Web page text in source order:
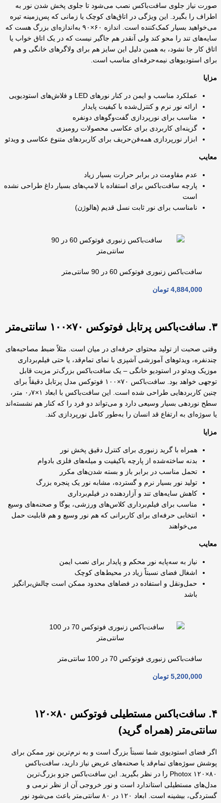
صورت نیاز جلوی سافت‌باکس نصب می‌شود تا جلوی پخش شدن نور به
اطراف را بگیرد. این ویژگی در اتاق‌های کوچک یا زمانی که پس‌زمینه تیره
می‌خواهید بسیار کمک‌کننده است. اندازه ۶۰×۹۰ به‌اندازه‌ای بزرگ هست که
سایه‌های تند را محو کند ولی آنقدر هم جاگیر نیست که در یک اتاق خواب یا
اتاق کار جا نشود، به همین دلیل این سایز هم برای ولاگرهای خانگی و هم
برای استودیوهای نیمه‌حرفه‌ای مناسب است.
مزایا
عملکرد مناسب و ایمن در کنار نورهای LED و فلاش‌های استودیویی
ارائه نور نرم و کنترل‌شده با کیفیت پایدار
مناسب برای نورپردازی گفت‌وگوهای دونفره
گزینه‌ای کاربردی برای عکاسی محصولات رومیزی
ابزار نورپردازی همه‌فن‌حریف برای کاربردهای متنوع عکاسی و ویدئو
معایب
عدم مقاومت در برابر حرارت بسیار زیاد
پارچه سافت‌باکس برای استفاده با لامپ‌های بسیار داغ طراحی نشده
است
نامناسب برای نور ثابت نسل قدیم (هالوژن)
سافت‌باکس زنبوری فوتوکس 60 در 90 سانتی‌متر
4,884,000 تومان
۳. سافت‌باکس پرتابل فوتوکس ۷۰×۱۰۰ سانتی‌متر
وقتی صحبت از تولید محتوای حرفه‌ای در میان است. مثلاً ضبط مصاحبه‌های
چندنفره، ویدئوهای آموزشی آشپزی با نمای تمام‌قد، یا حتی فیلم‌برداری
موزیک ویدئو در استودیو خانگی – یک سافت‌باکس بزرگ‌تر مزیت قابل
توجهی خواهد بود. سافت‌باکس ۷۰×۱۰۰ فوتوکس مدل پرتابل دقیقاً برای
چنین کاربردهایی طراحی شده است. این سافت‌باکس با ابعاد ۱×۰٫۷ متر،
سطح نوردهی بسیار وسیعی دارد و می‌تواند دو فرد را که کنار هم نشسته‌اند
یا سوژه‌ای به ارتفاع قد انسان را به‌طور کامل نورپردازی کند.
مزایا
همراه با گرید زنبوری برای کنترل دقیق پخش نور
بدنه ساخته‌شده از پارچه باکیفیت و میله‌های فلزی بادوام
تحمل مناسب در برابر باز و بسته شدن‌های مکرر
تولید نور بسیار نرم و گسترده، مشابه نور یک پنجره بزرگ
کاهش سایه‌های تند و آزاردهنده در فیلم‌برداری
مناسب برای فیلم‌برداری کلاس‌های ورزشی، یوگا و صحنه‌های وسیع
انتخابی حرفه‌ای برای کاربرانی که هم نور وسیع و هم قابلیت حمل
می‌خواهند
معایب
نیاز به سه‌پایه نور محکم و پایدار برای نصب ایمن
اشغال فضای نسبتاً زیاد در محیط‌های کوچک
حمل‌ونقل و استفاده در فضاهای محدود ممکن است چالش‌برانگیز
باشد
سافت‌باکس زنبوری فوتوکس 70 در 100 سانتی‌متر
5,200,000 تومان
۴. سافت‌باکس مستطیلی فوتوکس ۸۰×۱۲۰
سانتی‌متر (همراه گرید)
اگر فضای استودیوی شما نسبتاً بزرگ است و به نرم‌ترین نور ممکن برای
پوشش سوژه‌های تمام‌قد یا صحنه‌های عریض نیاز دارید، سافت‌باکس
۸۰×۱۲۰ Photox را در نظر بگیرید. این سافت‌باکس جزو بزرگ‌ترین
مدل‌های مستطیلی استاندارد است و نور خروجی آن از نظر نرمی و
گستردگی، بیشینه است. ابعاد ۱۲۰ در ۸۰ سانتی‌متر باعث می‌شود نور